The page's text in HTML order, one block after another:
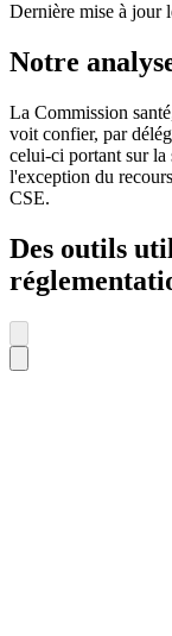
Dernière mise à jour
Notre
La Commission
voit confier, par
celui-ci portant sur la
l'exception du
CSE.
Des outils